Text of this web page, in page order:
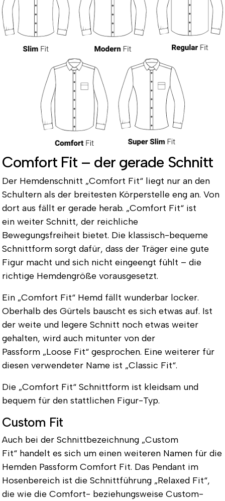
Comfort Fit – der gerade Schnitt
Der Hemdenschnitt „Comfort Fit“ liegt nur an den
Schultern als der breitesten Körperstelle eng an. Von
dort aus fällt er gerade herab. „Comfort Fit“ ist
ein weiter Schnitt, der reichliche
Bewegungsfreiheit bietet. Die klassisch-bequeme
Schnittform sorgt dafür, dass der Träger eine gute
Figur macht und sich nicht eingeengt fühlt – die
richtige Hemdengröße vorausgesetzt.
Ein „Comfort Fit“ Hemd fällt wunderbar locker.
Oberhalb des Gürtels bauscht es sich etwas auf. Ist
der weite und legere Schnitt noch etwas weiter
gehalten, wird auch mitunter von der
Passform „Loose Fit“ gesprochen. Eine weiterer für
diesen verwendeter Name ist „Classic Fit“.
Die „Comfort Fit“ Schnittform ist kleidsam und
bequem für den stattlichen Figur-Typ.
Custom Fit
Auch bei der Schnittbezeichnung „Custom
Fit“ handelt es sich um einen weiteren Namen für die
Hemden Passform Comfort Fit. Das Pendant im
Hosenbereich ist die Schnittführung „Relaxed Fit“,
die wie die Comfort- beziehungsweise Custom-